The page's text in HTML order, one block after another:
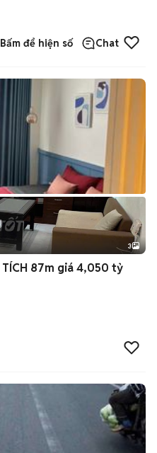
Bấm để hiện số Chat
3
Bán hoàng anh gia lai 1 DIỆN TÍCH 87m giá 4,050 tỷ